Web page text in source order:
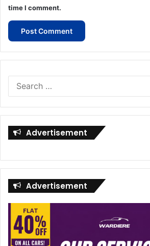
time I comment.
Advertisement
Advertisement